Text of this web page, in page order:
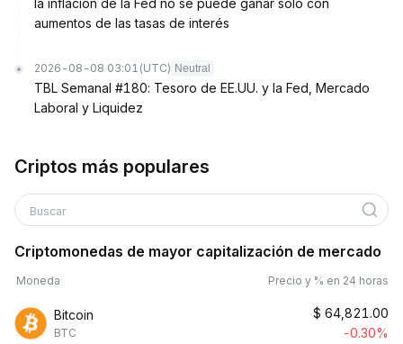
la inflación de la Fed no se puede ganar solo con
aumentos de las tasas de interés
2026-08-08 03:01 (UTC) Neutral
TBL Semanal #180: Tesoro de EE.UU. y la Fed, Mercado
Laboral y Liquidez
Criptos más populares
Buscar
Criptomonedas de mayor capitalización de mercado
Moneda Precio y % en 24 horas
Bitcoin
BTC
$ 64,821.00
-0.30%